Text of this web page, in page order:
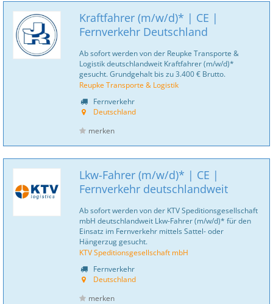
Kraftfahrer (m/w/d)* | CE |
Fernverkehr Deutschland
Ab sofort werden von der Reupke Transporte &
Logistik deutschlandweit Kraftfahrer (m/w/d)*
gesucht. Grundgehalt bis zu 3.400 € Brutto.
Reupke Transporte & Logistik
Fernverkehr
Deutschland
merken
Lkw-Fahrer (m/w/d)* | CE |
Fernverkehr deutschlandweit
Ab sofort werden von der KTV Speditionsgesellschaft
mbH deutschlandweit Lkw-Fahrer (m/w/d)* für den
Einsatz im Fernverkehr mittels Sattel- oder
Hängerzug gesucht.
KTV Speditionsgesellschaft mbH
Fernverkehr
Deutschland
merken